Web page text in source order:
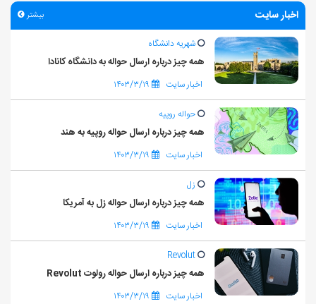
اخبار سایت بیشتر
شهریه دانشگاه
همه چیز درباره ارسال حواله به دانشگاه کانادا
اخبار سایت ۱۴۰۳/۳/۱۹
حواله روپیه
همه چیز درباره ارسال حواله روپیه به هند
اخبار سایت ۱۴۰۳/۳/۱۹
زل
همه چیز درباره ارسال حواله زل به آمریکا
اخبار سایت ۱۴۰۳/۳/۱۹
Revolut
همه چیز درباره ارسال حواله رولوت Revolut
اخبار سایت ۱۴۰۳/۳/۱۹